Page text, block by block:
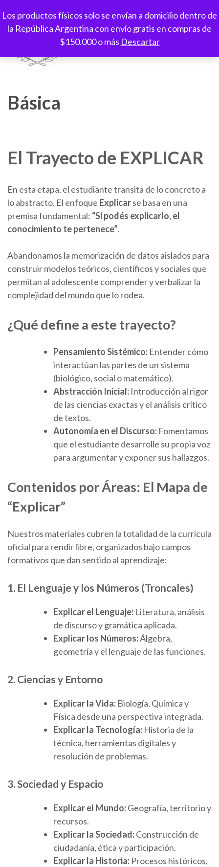
Los productos físicos solo se envían a domicilio dentro de
la República Argentina con envío gratis en compras de
$150.000 o más Descartar
al
contenido
Enter)
Básica
El Trayecto de EXPLICAR
En esta etapa, el estudiante transita de lo concreto a
lo abstracto. El enfoque Explicarse basa en una
premisa fundamental: “Si podés explicarlo, el
conocimiento te pertenece”.
Abandonamos la memorización de datos aislados para
construir modelos teóricos, científicos y sociales que
permitan al adolescente comprender y verbalizar la
complejidad del mundo que lo rodea.
¿Qué define a este trayecto?
Pensamiento Sistémico: Entender cómo
interactúan las partes de un sistema
(biológico, social o matemático).
Abstracción Inicial: Introducción al rigor
de las ciencias exactas y el análisis crítico
de textos.
Autonomía en el Discurso: Fomentamos
que el estudiante desarrolle su propia voz
para argumentar y exponer sus hallazgos.
Contenidos por Áreas: El Mapa de
“Explicar”
Nuestros materiales cubren la totalidad de la currícula
oficial para rendir libre, organizados bajo campos
formativos que dan sentido al aprendizaje:
1. El Lenguaje y los Números (Troncales)
Explicar el Lenguaje: Literatura, análisis
de discurso y gramática aplicada.
Explicar los Números:Álgebra,
geometría y el lenguaje de las funciones.
2. Ciencias y Entorno
Explicar la Vida: Biología, Química y
Física desde una perspectiva integrada.
Explicar la Tecnología: Historia de la
técnica, herramientas digitales y
resolución de problemas.
3. Sociedad y Espacio
Explicar el Mundo:Geografía, territorio y
recursos.
Explicar la Sociedad:Construcción de
ciudadanía, ética y participación.
Explicar la Historia: Procesos históricos,